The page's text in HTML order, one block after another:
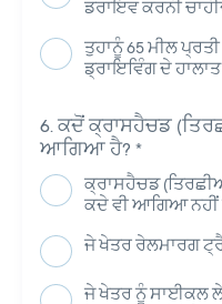
ਡਰਾਇਵ ਕਰਨੀ
ਤੁਹਾਨੂੰ 65 ਮੀਲ
ਡ੍ਰਾਇਵਿੰਗ ਦੇ
ਕਦੋਂ ਕ੍ਰਾਸਹੈਚਡ
ਆਗਿਆ ਹੈ? *
ਕ੍ਰਾਸਹੈਚਡ
ਕਦੇ ਵੀ ਆਗਿਆ ਨਹੀਂ
ਜੇ ਖੇਤਰ ਰੇਲਮਾਰਗ
ਜੇ ਖੇਤਰ ਨੂੰ ਸਾਈਕਲ